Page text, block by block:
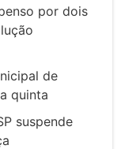
por dois
de
quinta
suspende